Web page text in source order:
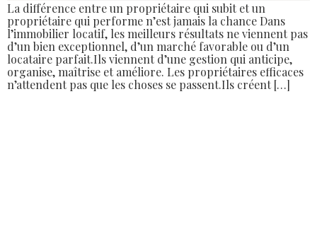
La différence entre un propriétaire qui subit et un
propriétaire qui performe n’est jamais la chance Dans
l’immobilier locatif, les meilleurs résultats ne viennent pas
d’un bien exceptionnel, d’un marché favorable ou d’un
locataire parfait.Ils viennent d’une gestion qui anticipe,
organise, maîtrise et améliore. Les propriétaires efficaces
n’attendent pas que les choses se passent.Ils créent […]